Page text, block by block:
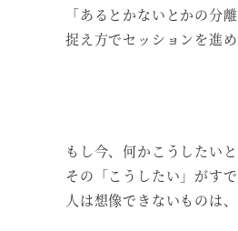
「あるとかないとかの分
捉え方でセッションを進め
もし今、何かこうしたい
その「こうしたい」がす
人は想像できないものは